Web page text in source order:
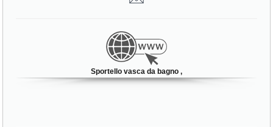
Sportello vasca da bagno ,